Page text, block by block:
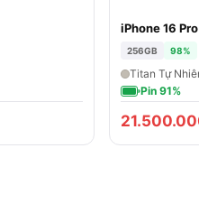
iPhone 16 Pro
256GB 98%
Titan Tự
Pin 91%